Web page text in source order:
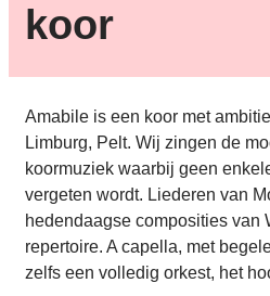
koor
Amabile is een koor met
Limburg, Pelt. Wij zingen de
koormuziek waarbij geen
vergeten wordt. Liederen van
hedendaagse composities van
repertoire. A capella, met
zelfs een volledig orkest, het